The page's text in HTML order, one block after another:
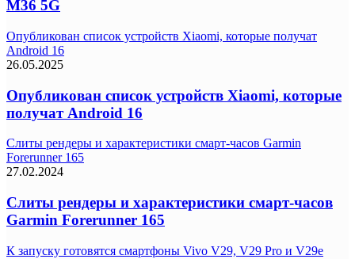
M36 5G
Опубликован список устройств Xiaomi, которые получат
Android 16
26.05.2025
Опубликован список устройств Xiaomi, которые
получат Android 16
Слиты рендеры и характеристики смарт-часов Garmin
Forerunner 165
27.02.2024
Слиты рендеры и характеристики смарт-часов
Garmin Forerunner 165
К запуску готовятся смартфоны Vivo V29, V29 Pro и V29e